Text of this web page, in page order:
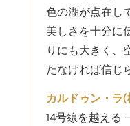
色の湖が点在し
美しさを十分に
りにも大きく、
たなければ信じ
カルドゥン・ラ
14号線を越える